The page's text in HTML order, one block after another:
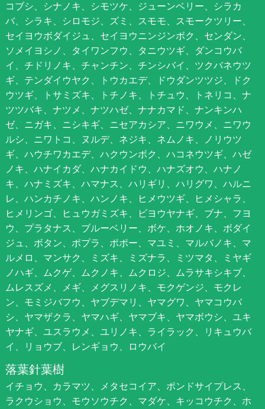
コブシ、シナノキ、シモツケ、ジューンベリー、シラカ
バ、シラキ、シロモジ、ズミ、スモモ、スモークツリー、
セイヨウボダイジュ、セイヨウニンジンボク、センダン、
ソメイヨシノ、タイワンフウ、タニウツギ、ダンコウバ
イ、チドリノキ、チャンチン、チンシバイ、ツクバネウツ
ギ、テンダイウヤク、トウカエデ、ドウダンツツジ、ドク
ウツギ、トサミズキ、トチノキ、トチュウ、トネリコ、ナ
ツツバキ、ナツメ、ナツハゼ、ナナカマド、ナンキンハ
ゼ、ニガキ、ニシキギ、ニセアカシア、ニワウメ、ニワウ
ルシ、ニワトコ、ヌルデ、ネジキ、ネムノキ、ノリウツ
ギ、ハウチワカエデ、ハクウンボク、ハコネウツギ、ハゼ
ノキ、ハナイカダ、ハナカイドウ、ハナズオウ、ハナノ
キ、ハナミズキ、ハマナス、ハリギリ、ハリグワ、ハルニ
レ、ハンカチノキ、ハンノキ、ヒメウツギ、ヒメシャラ、
ヒメリンゴ、ヒュウガミズキ、ビヨウヤナギ、ブナ、フヨ
ウ、プラタナス、ブルーベリー、ボケ、ホオノキ、ボダイ
ジュ、ボタン、ポプラ、ポポー、マユミ、マルバノキ、マ
ルメロ、マンサク、ミズキ、ミズナラ、ミツマタ、ミヤギ
ノハギ、ムクゲ、ムクノキ、ムクロジ、ムラサキシキブ、
ムレスズメ、メギ、メグスリノキ、モクゲンジ、モクレ
ン、モミジバフウ、ヤブデマリ、ヤマグワ、ヤマコウバ
シ、ヤマザクラ、ヤマハギ、ヤマブキ、ヤマボウシ、ユキ
ヤナギ、ユスラウメ、ユリノキ、ライラック、リキュウバ
イ、リョウブ、レンギョウ、ロウバイ
落葉針葉樹
イチョウ、カラマツ、メタセコイア、ポンドサイプレス、
ラクウショウ、モウソウチク、マダケ、キッコウチク、ホ